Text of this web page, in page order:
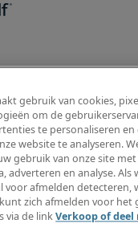
gebruik van cookies,
om de
te personaliseren en
website te analyseren.
gebruik van onze site
adverteren en analyse. Als
voor afmelden detecteren,
zich afmelden voor het
via de linkVerkoop of